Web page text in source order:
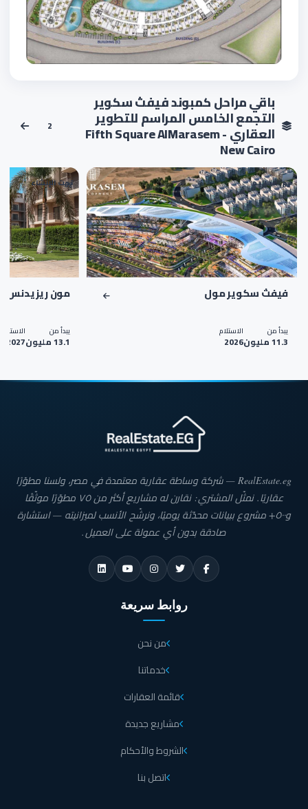
باقي مراحل كمبوند فيفث سكوير
التجمع الخامس المراسم للتطوير
العقاري - Fifth Square AlMarasem
New Cairo
2
تم التسليم
01
فيفث سكوير مول
يبدأ من
11.3 مليون
الاستلام
2026
تحت الإنشاء
02
مون ريزيدنس
يبدأ من
13.1 مليون
الاستلام
2027
RealEstate.eg — شركة وساطة عقارية معتمدة في مصر، ولسنا مطوّرًا
عقاريًا. نمثّل المشتري: نقارن له مشاريع أكثر من ٧٥ مطوّرًا موثّقًا
و٥٠٠+ مشروع ببيانات محدّثة يوميًا، ونرشّح الأنسب لميزانيته — استشارة
صادقة بدون أي عمولة على العميل.
روابط سريعة
من نحن
خدماتنا
قائمة العقارات
مشاريع جديدة
الشروط والأحكام
اتصل بنا